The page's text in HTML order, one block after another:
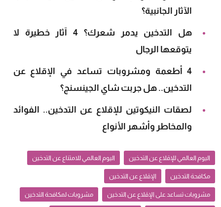
الآثار الجانبية؟
هل التدخين يدمر شعرك؟ 4 آثار خطيرة لا
يتوقعها الرجال
4 أطعمة ومشروبات تساعد في الإقلاع عن
التدخين.. هل جربت شاي الجينسنج؟
لصقات النيكوتين للإقلاع عن التدخين.. الفوائد
والمخاطر وأشهر الأنواع
اليوم العالمي للإقلاع عن التدخين اليوم العالمي للامتناع عن التدخين
مكافحة التدخين الإقلاع عن التدخين
مشروبات تساعد على الإقلاع عن التدخين مشروبات لمكافحة التدخين